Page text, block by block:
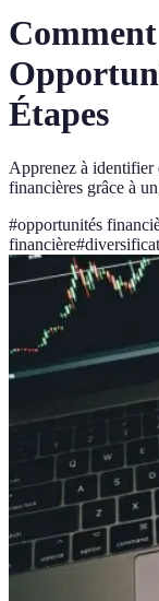
Étapes
Apprenez à identifier
financières grâce à
#opportunités
financière#